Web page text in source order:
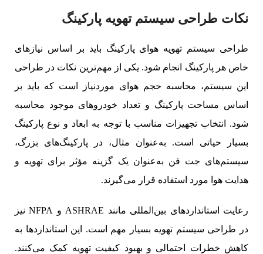
نکات طراحی سیستم تهویه پارکینگ
طراحی سیستم تهویه هوای پارکینگ باید بر اساس نیازهای
خاص هر پارکینگ انجام شود. یکی از مهم‌ترین نکات در طراحی
این سیستم، محاسبه حجم هوای موردنیاز است که باید بر
اساس مساحت پارکینگ و تعداد خودروهای موجود محاسبه
شود. انتخاب تجهیزات مناسب با توجه به ابعاد و نوع پارکینگ
بسیار حیاتی است. به‌عنوان مثال، در پارکینگ‌های بزرگ،
سیستم‌های جت فن به‌عنوان یک گزینه مؤثر برای تهویه و
هدایت هوا مورد استفاده قرار می‌گیرند.
رعایت استانداردهای بین‌المللی مانند ASHRAE و NFPA نیز
در طراحی سیستم تهویه بسیار مهم است. این استانداردها به
کاهش خطرات احتمالی و بهبود کیفیت تهویه کمک می‌کنند.